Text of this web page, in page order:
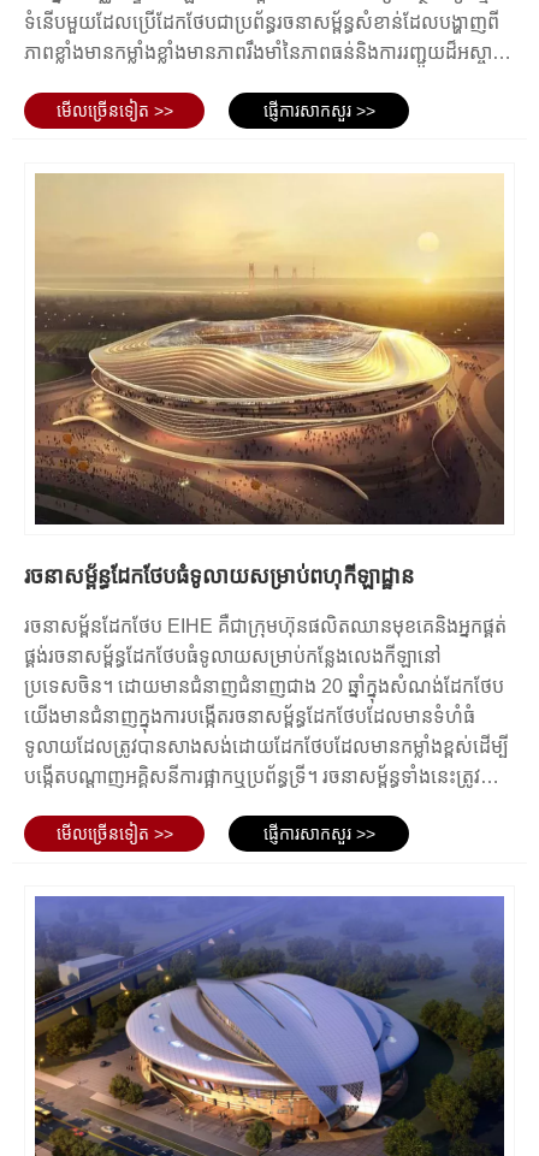
ឡើងជាមួយនឹងបច្ចេកវិទ្យាទំនើបដូចជាអេក្រង់វីដេអូធំ អេក្រង់ LED
សម្រាប់ការផ្សាយពាណិជ្ជកម្ម និងទម្រង់ឌីជីថលផ្សេងទៀតនៃមាតិកា ការ
ស្រូបពន្លឺព្រះអាទិត្យ។
សុវត្ថិភាព ផាសុកភាព អាចចូលប្រើបាន និងទាក់ទាញដោយមើលឃើញ
ដែលបង្កើតបទពិសោធន៍ពិសេសសម្រាប់អ្នកទស្សនារបស់ពួកគេ។
អត្ថប្រយោជន៍នៃកីឡដ្ឋានរចនាសម្ព័ន្ធដែក
នេះគឺជាគុណសម្បត្តិសំខាន់ៗមួយចំនួននៃកីឡដ្ឋានរចនាសម្ព័ន្ធដែក៖
កម្លាំង និងស្ថេរភាព៖ រចនាសម្ព័ន្ធដែកផ្តល់នូវភាពរឹងមាំ និងស្ថេរភាព
ពិសេស ដែលធានាសុវត្ថិភាពរបស់អ្នកទស្សនា និងអត្តពលិក ទោះបីជា
ក្នុងអំឡុងពេលព្រឹត្តិការណ៍ដែលមានកម្រិតខ្លាំងក៏ដោយ។
សមត្ថភាពនៃវិសាលភាពធំ៖ ដែកថែបអនុញ្ញាតឱ្យបង្កើតទីធ្លាធំទូលាយ
ដែលជារឿយៗត្រូវការកន្លែងមើលដ៏ធំ និងគ្មានការរំខាន។
និងកាត់ ដែលធ្វើឱ្យវាអាចសម្របខ្លួនបានខ្ពស់ទៅនឹងគំនិតនៃការរចនា
ផ្សេងៗ។ ភាពបត់បែននេះអនុញ្ញាតឱ្យបង្កើតការរចនាពហុកីឡាដ្ឋាន
ប្រកបដោយភាពច្នៃប្រឌិត និងប្លែកពីគេ។
ការសាងសង់ឆាប់រហ័ស៖ សមាសធាតុដែកអាចត្រូវបានសាងសង់រួចនៅ
ក្នុងរោងចក្រ ហើយបន្ទាប់មកបានប្រមូលផ្តុំនៅនឹងកន្លែង ដោយកាត់
បន្ថយពេលវេលាសាងសង់បានយ៉ាងច្រើន។ នេះមានន័យថា កីឡដ្ឋាន
អាចសាងសង់បានលឿនជាងមុន ជាញឹកញាប់ក្នុងរយៈពេលកំណត់ដ៏តឹង
តែងសម្រាប់ព្រឹត្តិការណ៍សំខាន់ៗ។
ធម្មជាតិ។ ជាមួយនឹងការថែទាំត្រឹមត្រូវ ពហុកីឡាដ្ឋានដែកអាចមានរយៈ
ពេលរាប់ទសវត្សរ៍។
ប្រសិទ្ធភាពថ្លៃដើម៖ ទោះបីជាតម្លៃដែកដំបូងអាចខ្ពស់ជាងវត្ថុធាតុដើម
ប្រពៃណីក៏ដោយ អត្ថប្រយោជន៍រយៈពេលវែង ដូចជាការកាត់បន្ថយថ្លៃ
ដើមថែទាំ និងពេលវេលាសាងសង់លឿនជាង ជារឿយៗទូទាត់សងនេះ។
ភាពស្និទ្ធស្នាលផ្នែកបរិស្ថាន៖ ដែកគឺជាវត្ថុធាតុដើមដែលអាចកែច្នៃឡើង
វិញបាន ដែលធ្វើឱ្យកីឡដ្ឋានរចនាសម្ព័ន្ធដែកកាន់តែមានភាពស្និទ្ធស្នាល
នឹងបរិស្ថាន។ លើសពីនេះ ការប្រើប្រាស់ដែកអាចកាត់បន្ថយតម្រូវការ
ទំនើបមួយដែលប្រើដែកថែបជាប្រព័ន្ធរចនាសម្ព័ន្ធសំខាន់ដែលបង្ហាញពី
ភាពខ្លាំងមានកម្លាំងខ្លាំងមានភាពរឹងមាំនៃភាពធន់និងការរញ្ជួយដ៏អស្ចារ្យ។
ហាត់ប្រាណនិងអាងហែលទឹកដែលមានសមត្ថភាពបំពេញតម្រូវការ
មើល​ច្រើន​ទៀត >> ផ្ញើការសាកសួរ >>
រចនាសម្ព័ន្ធដែកថែបធំទូលាយសម្រាប់ពហុកីឡាដ្ឋាន
រចនាសម្ព័នដែកថែប EIHE គឺជាក្រុមហ៊ុនផលិតឈានមុខគេនិងអ្នកផ្គត់
ផ្គង់រចនាសម្ព័ន្ធដែកថែបធំទូលាយសម្រាប់កន្លែងលេងកីឡានៅ
ប្រទេសចិន។ ដោយមានជំនាញជំនាញជាង 20 ឆ្នាំក្នុងសំណង់ដែកថែប
យើងមានជំនាញក្នុងការបង្កើតរចនាសម្ព័ន្ធដែកថែបដែលមានទំហំធំ
ទូលាយដែលត្រូវបានសាងសង់ដោយដែកថែបដែលមានកម្លាំងខ្ពស់ដើម្បី
បង្កើតបណ្តាញអគ្គិសនីការផ្អាកឬប្រព័ន្ធទ្រី។ រចនាសម្ព័ន្ធទាំងនេះត្រូវបាន
កន្លែងទំនេរនៅជាង 100 ម៉ែត្រដែលមានស្ថេរភាពរចនាសម្ព័ន្ធសំណង់
តាមតម្រូវការមុខងារនិងសោភ័ណភាពនៃទីកន្លែងធំ ៗ ទំនើប។
មើល​ច្រើន​ទៀត >> ផ្ញើការសាកសួរ >>